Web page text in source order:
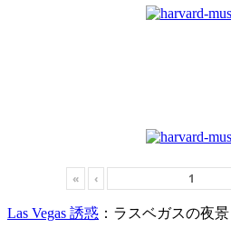
« ‹
Las Vegas 誘惑 ：ラスベガスの夜景